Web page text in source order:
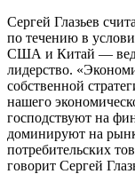
Сергей Глазьев
по течению в
США и Китай —
лидерство.
собственной
нашего
господствуют на
доминируют на
потребительских
говорит Сергей